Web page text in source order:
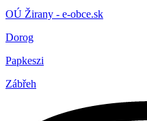
OÚ Žirany - e-obce.sk
Dorog
Papkeszi
Zábřeh